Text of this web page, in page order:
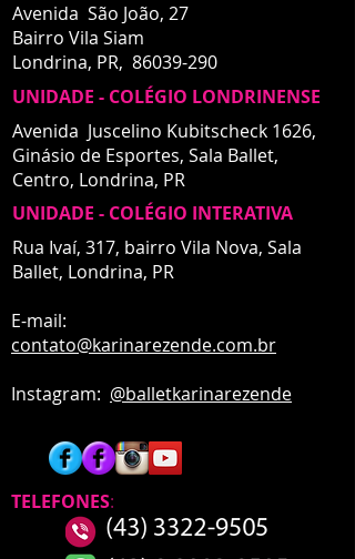
Avenida São João, 27
Bairro Vila Siam
Londrina, PR, 86039-290
UNIDADE - INTERATIVA
UNIDADE - COLÉGIO LONDRINENSE
Avenida Juscelino Kubitscheck 1626,
Ginásio de Esportes, Sala Ballet,
Centro, Londrina, PR
UNIDADE - COLÉGIO INTERATIVA
Rua Ivaí, 317, bairro Vila Nova, Sala
Ballet, Londrina, PR
E-mail:
contato@karinarezende.com.br
Instagram: @balletkarinarezende
TELEFONES: